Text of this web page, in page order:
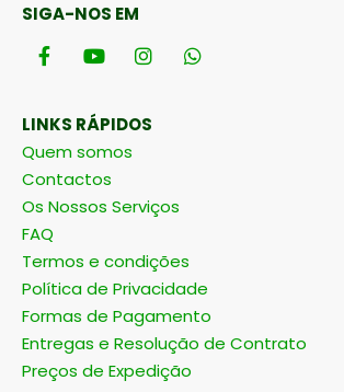
SIGA-NOS EM
LINKS RÁPIDOS
Quem somos
Contactos
Os Nossos Serviços
FAQ
Termos e condições
Política de Privacidade
Formas de Pagamento
Entregas e Resolução de Contrato
Preços de Expedição